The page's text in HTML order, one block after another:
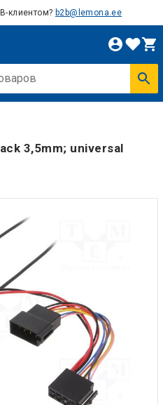
клиентом? b2b@lemona.ee
3,5mm; universal